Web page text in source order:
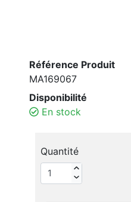
Référence Produit
MA169067
Disponibilité
En stock
Quantité